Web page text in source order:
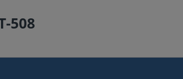
508